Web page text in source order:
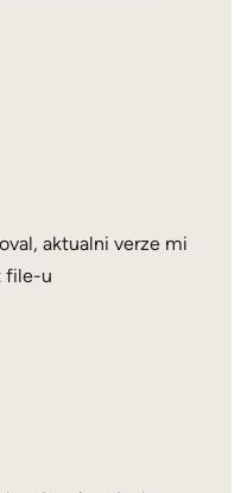
aktualni verze mi
file-u